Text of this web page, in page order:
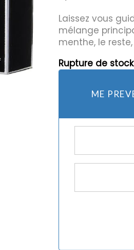
Protection Solaire
Laissez vous
mélange
menthe, le
Rupture de stock
ME